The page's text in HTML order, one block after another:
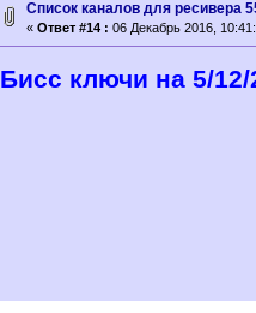
Cписок каналов для ресивера
« Ответ #14 : 06 Декабрь 2016,
Бисс ключи на 5/12/